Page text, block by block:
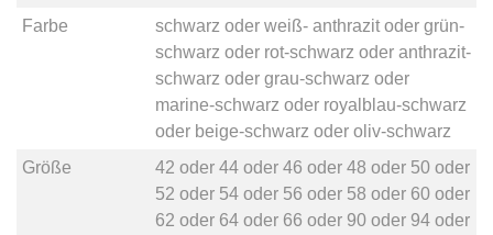
Farbe
schwarz oder weiß- anthrazitoder grün-
schwarz oder rot-schwarz oder anthrazit-
schwarz oder grau-schwarz oder
marine-schwarz oder royalblau-schwarz
oder beige-schwarz oder oliv-schwarz
Größe
42 oder 44oder 46 oder 48 oder 50oder
52 oder 54oder 56 oder 58 oder 60oder
62 oder 64oder 66 oder 90oder 94oder